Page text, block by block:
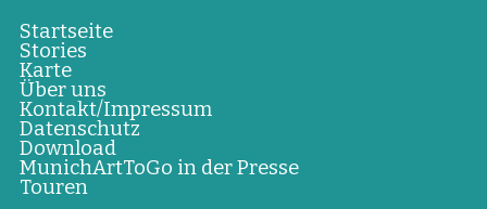
Startseite
Stories
Karte
Über uns
Kontakt/Impressum
Datenschutz
Download
MunichArtToGo in der Presse
Touren